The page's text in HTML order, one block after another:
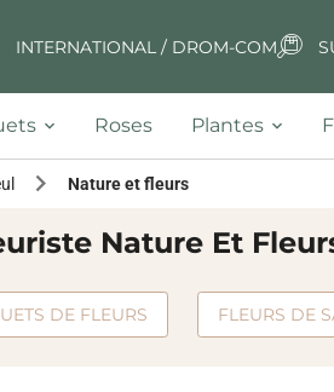
INTERNATIONAL / DROM-COM
Roses Plantes
Nature et fleurs
Nature Et
DE FLEURS FLEURS DE